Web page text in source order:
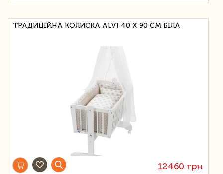
ТРАДИЦІЙНА КОЛИСКА ALVI 40 Х 90 СМ БІЛА
12460 грн